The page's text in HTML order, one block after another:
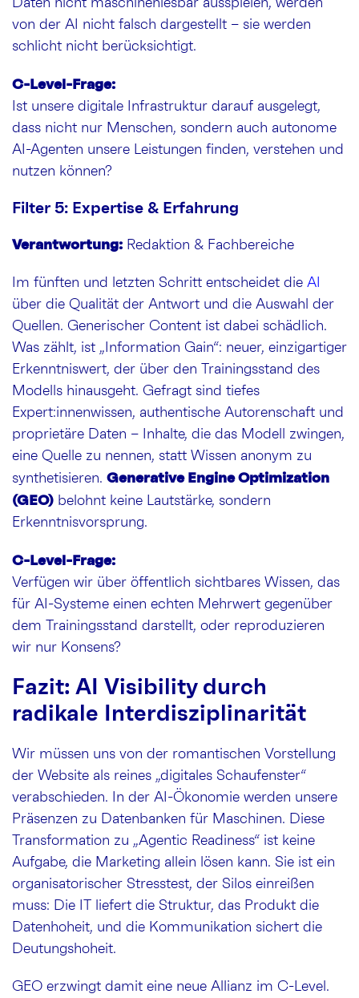
Daten nicht maschinenlesbar ausspielen, werden
von der AI nicht falsch dargestellt – sie werden
schlicht nicht berücksichtigt.
C-Level-Frage:
Ist unsere digitale Infrastruktur darauf ausgelegt,
dass nicht nur Menschen, sondern auch autonome
AI-Agenten unsere Leistungen finden, verstehen und
nutzen können?
Filter 5: Expertise & Erfahrung
Verantwortung: Redaktion & Fachbereiche
Im fünften und letzten Schritt entscheidet die AI
über die Qualität der Antwort und die Auswahl der
Quellen. Generischer Content ist dabei schädlich.
Was zählt, ist „Information Gain“: neuer, einzigartiger
Erkenntniswert, der über den Trainingsstand des
Modells hinausgeht. Gefragt sind tiefes
Expert:innenwissen, authentische Autorenschaft und
proprietäre Daten – Inhalte, die das Modell zwingen,
eine Quelle zu nennen, statt Wissen anonym zu
synthetisieren. Generative Engine Optimization
(GEO) belohnt keine Lautstärke, sondern
Erkenntnisvorsprung.
C-Level-Frage:
Verfügen wir über öffentlich sichtbares Wissen, das
für AI-Systeme einen echten Mehrwert gegenüber
dem Trainingsstand darstellt, oder reproduzieren
wir nur Konsens?
Fazit: AI Visibility durch
radikale Interdisziplinarität
Wir müssen uns von der romantischen Vorstellung
der Website als reines „digitales Schaufenster“
verabschieden. In der AI-Ökonomie werden unsere
Präsenzen zu Datenbanken für Maschinen. Diese
Transformation zu „Agentic Readiness“ ist keine
Aufgabe, die Marketing allein lösen kann. Sie ist ein
organisatorischer Stresstest, der Silos einreißen
muss: Die IT liefert die Struktur, das Produkt die
Datenhoheit, und die Kommunikation sichert die
Deutungshoheit.
GEO erzwingt damit eine neue Allianz im C-Level.